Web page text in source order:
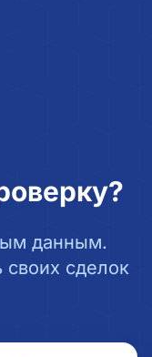
данным.
своих сделок